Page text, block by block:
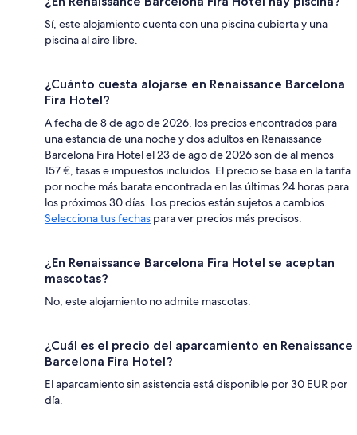
Sí, este alojamiento cuenta con una piscina cubierta y una
piscina al aire libre.
¿Cuánto cuesta alojarse en Renaissance Barcelona
Fira Hotel?
A fecha de 8 de ago de 2026, los precios encontrados para
una estancia de una noche y dos adultos en Renaissance
Barcelona Fira Hotel el 23 de ago de 2026 son de al menos
157 €, tasas e impuestos incluidos. El precio se basa en la tarifa
por noche más barata encontrada en las últimas 24 horas para
los próximos 30 días. Los precios están sujetos a cambios.
Selecciona tus fechas para ver precios más precisos.
¿En Renaissance Barcelona Fira Hotel se aceptan
mascotas?
No, este alojamiento no admite mascotas.
¿Cuál es el precio del aparcamiento en Renaissance
Barcelona Fira Hotel?
El aparcamiento sin asistencia está disponible por 30 EUR por
día.